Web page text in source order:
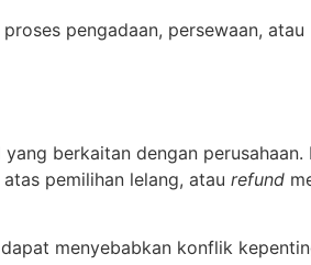
pengadaan, persewaan, atau
berkaitan dengan perusahaan.
pemilihan lelang, atau refund
menyebabkan konflik